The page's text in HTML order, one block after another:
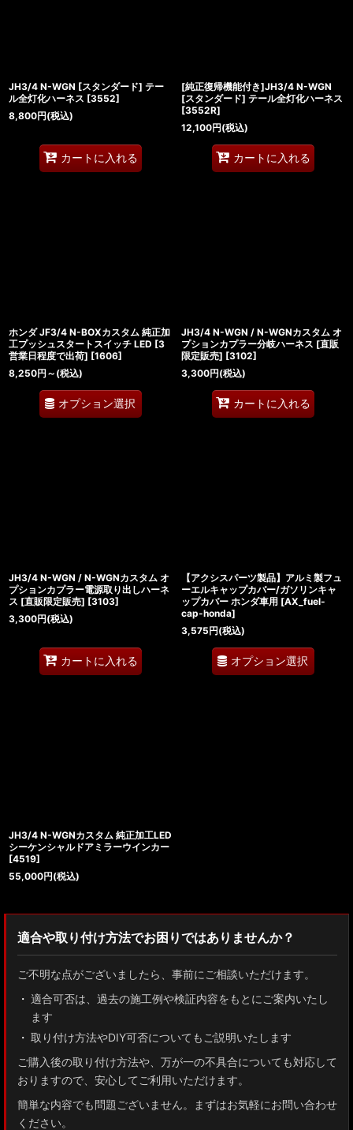
JH3/4 N-WGN [スタンダード] テー
ル全灯化ハーネス [3552]
8,800円(税込)
カートに入れる
[純正復帰機能付き]JH3/4 N-WGN
[スタンダード] テール全灯化ハーネス
[3552R]
12,100円(税込)
カートに入れる
ホンダ JF3/4 N-BOXカスタム 純正加
工プッシュスタートスイッチ LED [3
営業日程度で出荷] [1606]
8,250円 ～ (税込)
オプション選択
JH3/4 N-WGN / N-WGNカスタム オ
プションカプラー分岐ハーネス [直販
限定販売] [3102]
3,300円(税込)
カートに入れる
JH3/4 N-WGN / N-WGNカスタム オ
プションカプラー電源取り出しハーネ
ス [直販限定販売] [3103]
3,300円(税込)
カートに入れる
【アクシスパーツ製品】アルミ製フュ
ーエルキャップカバー/ガソリンキャ
ップカバー ホンダ車用 [AX_fuel-
cap-honda]
3,575円(税込)
オプション選択
JH3/4 N-WGNカスタム 純正加工LED
シーケンシャルドアミラーウインカー
[4519]
55,000円(税込)
適合や取り付け方法でお困りではありませんか？
ご不明な点がございましたら、事前にご相談いただけます。
適合可否は、過去の施工例や検証内容をもとにご案内いたし
ます
取り付け方法やDIY可否についてもご説明いたします
ご購入後の取り付け方法や、万が一の不具合についても対応して
おりますので、安心してご利用いただけます。
簡単な内容でも問題ございません。まずはお気軽にお問い合わせ
ください。